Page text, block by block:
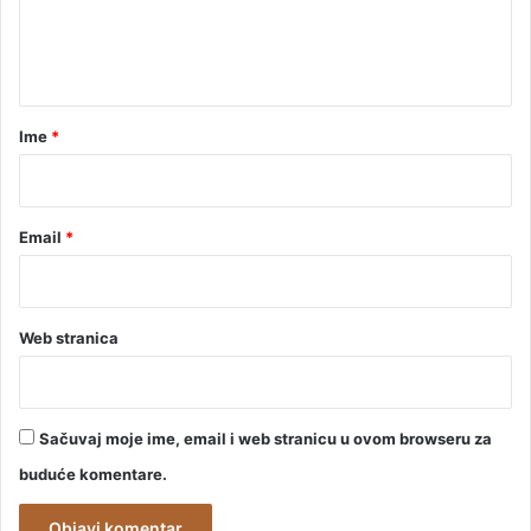
rIme *
Email *
Web stranica
Sačuvaj moje ime, email i web stranicu u ovom browseru za
buduće komentare.